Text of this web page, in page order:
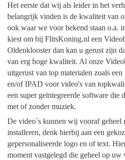
Het eerste dat wij als leider in het
belangrijk vinden is de kwaliteit van
ook waar we voor bekend staan o.a.
kiest om bij FlitsKoning.nl een
Oldenklooster dan kan u gerust zijn
van erg hoge kwaliteit. Al onze
uitgerust van top materialen zoals
en/of IPAD voor video's van
een super geïntegreerde software die
met of zonder muziek.
De video´s kunnen wij vooraf geheel
installeren, denk hierbij aan een
gepersonaliseerde logo en of text.
moment vastgelegd die geheel op